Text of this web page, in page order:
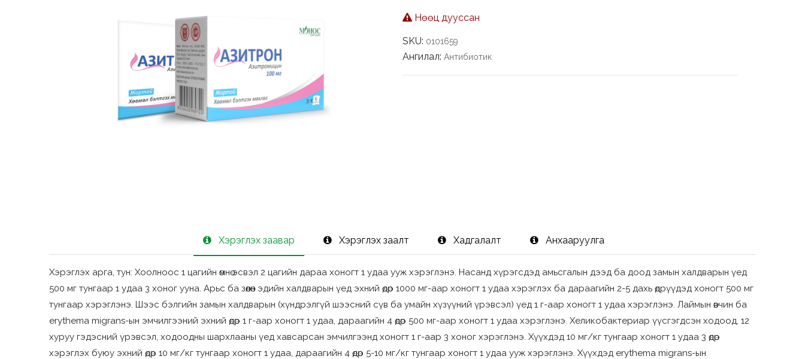
Нөөц дууссан
SKU: 0101659
Ангилал: Антибиотик
Хэрэглэх заавар Хэрэглэх заалт Хадгалалт Анхааруулга
Хэрэглэх арга, тун: Хоолноос 1 цагийн өмнө эсвэл 2 цагийн дараа хоногт 1 удаа ууж хэрэглэнэ. Насанд хүрэгсдэд амьсгалын дээд ба доод замын халдварын үед
500 мг тунгаар 1 удаа 3 хоног ууна. Арьс ба зөөлөн эдийн халдварын үед эхний өдөр 1000 мг-аар хоногт 1 удаа хэрэглэх ба дараагийн 2-5 дахь өдрүүдэд хоногт 500 мг
тунгаар хэрэглэнэ. Шээс бэлгийн замын халдварын (хүндрэлгүй шээсний сүв ба умайн хүзүүний үрэвсэл) үед 1 г-аар хоногт 1 удаа хэрэглэнэ. Лаймын өвчин ба
erythema migrans-ын эмчилгээний эхний өдөр 1 г-аар хоногт 1 удаа, дараагийн 4 өдөр 500 мг-аар хоногт 1 удаа хэрэглэнэ. Хеликобактериар үүсгэгдсэн ходоод, 12
хуруу гэдэсний үрэвсэл, ходоодны шархлааны үед хавсарсан эмчилгээнд хоногт 1 г-аар 3 хоног хэрэглэнэ. Хүүхдэд 10 мг/кг тунгаар хоногт 1 удаа 3 өдөр
хэрэглэх буюу эхний өдөр 10 мг/кг тунгаар хоногт 1 удаа, дараагийн 4 өдөр 5-10 мг/кг тунгаар хоногт 1 удаа ууж хэрэглэнэ. Хүүхдэд erythema migrans-ын